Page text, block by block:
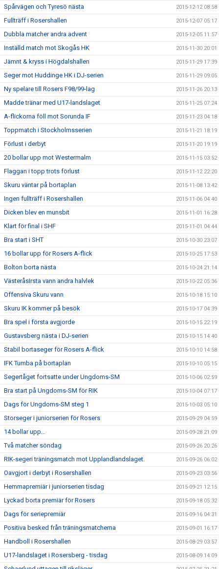
Spårvägen och Tyresö nästa 2015-12-12 08:58
Fullträff i Rosershallen 2015-12-07 05:17
Dubbla matcher andra advent 2015-12-05 11:57
Inställd match mot Skogås HK 2015-11-30 20:01
Jämnt & kryss i Högdalshallen 2015-11-29 17:39
Seger mot Huddinge HK i DJ-serien 2015-11-29 09:05
Ny spelare till Rosers F98/99-lag 2015-11-26 20:13
Madde tränar med U17-landslaget 2015-11-25 07:24
A-flickorna föll mot Sorunda IF 2015-11-23 04:18
Toppmatch i Stockholmsserien 2015-11-21 18:19
Förlust i derbyt 2015-11-20 19:19
20 bollar upp mot Westermalm 2015-11-15 03:52
Flaggan i topp trots förlust 2015-11-12 22:20
Skuru väntar på bortaplan 2015-11-08 13:42
Ingen fullträff i Rosershallen 2015-11-06 04:40
Dicken blev en munsbit 2015-11-01 16:28
Klart för final i SHF 2015-11-01 04:44
Bra start i SHT 2015-10-30 23:07
16 bollar upp för Rosers A-flick 2015-10-25 17:53
Bolton borta nästa 2015-10-24 21:14
VästeråsIrsta vann andra halvlek 2015-10-22 05:36
Offensiva Skuru vann 2015-10-18 15:10
Skuru IK kommer på besök 2015-10-17 04:39
Bra spel i första avgjorde 2015-10-15 22:19
Gustavsberg nästa i DJ-serien 2015-10-15 14:40
Stabil bortaseger för Rosers A-flick 2015-10-10 14:58
IFK Tumba på bortaplan 2015-10-10 05:15
Segertåget fortsatte under Ungdoms-SM 2015-10-06 02:59
Bra start på Ungdoms-SM för RIK 2015-10-04 07:17
Dags för Ungdoms-SM steg 1 2015-10-03 05:10
Storseger i juniorserien för Rosers 2015-09-29 04:59
14 bollar upp... 2015-09-28 21:09
Två matcher söndag 2015-09-26 20:26
RIK-segeri träningsmatch mot Upplandlandslaget. 2015-09-26 06:02
Oavgjort i derbyt i Rosershallen 2015-09-23 03:56
Hemmapremiär i juniorserien tisdag 2015-09-21 12:15
Lyckad borta premiär för Rosers 2015-09-18 05:32
Dags för seriepremiär 2015-09-16 04:31
Positiva besked från träningsmatcherna 2015-09-01 16:17
Handboll i Rosershallen 2015-08-29 03:57
U17-landslaget i Rosersberg - tisdag 2015-08-09 14:09